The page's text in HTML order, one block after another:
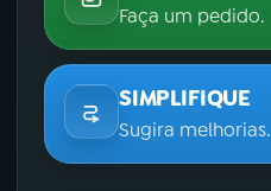
Faça um pedido.
SIMPLIFIQUE
Sugira melhorias.